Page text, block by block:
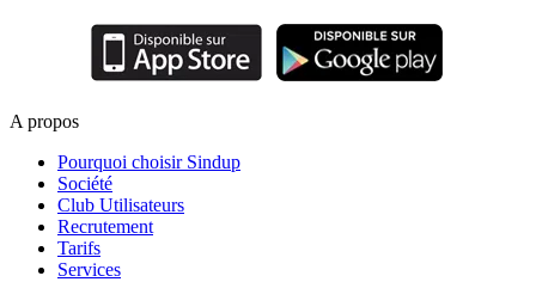
A propos
Pourquoi choisir Sindup
Société
Club Utilisateurs
Recrutement
Tarifs
Services